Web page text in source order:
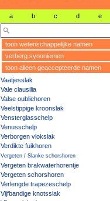
a b c d e
toon wetenschappelijke namen
verberg synoniemen
toon alleen geaccepteerde namen
Vaatjesslak
Vale clausilia
Valse oubliehoren
Veelstippige kroonslak
Vensterglasschelp
Venusschelp
Verborgen vlokslak
Verdikte fuikhoren
Vergeten / Slanke schorshoren
Vergeten brakwaterhorentje
Vergeten schorshoren
Verlengde trapezeschelp
Vijfbandige knotsslak